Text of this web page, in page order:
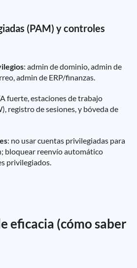
(PAM) y controles
: admin de dominio, admin de
admin de ERP/finanzas.
fuerte, estaciones de trabajo
registro de sesiones, y bóveda de
: no usar cuentas privilegiadas para
bloquear reenvío automático
privilegiados.
eficacia (cómo saber